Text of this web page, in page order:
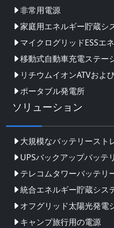
非常用電源
家庭用エネルギー貯蔵シ
マイクログリッドESSエ
移動式自動車充電ステー
リチウムイオンATVおよ
ポータブル発電所
ソリューション
大規模なバッテリースト
UPSバックアップバッテ
テレコムタワーバッテリ
統合エネルギー貯蔵シス
オフグリッド太陽光発電
キャンプ旅行用の電源